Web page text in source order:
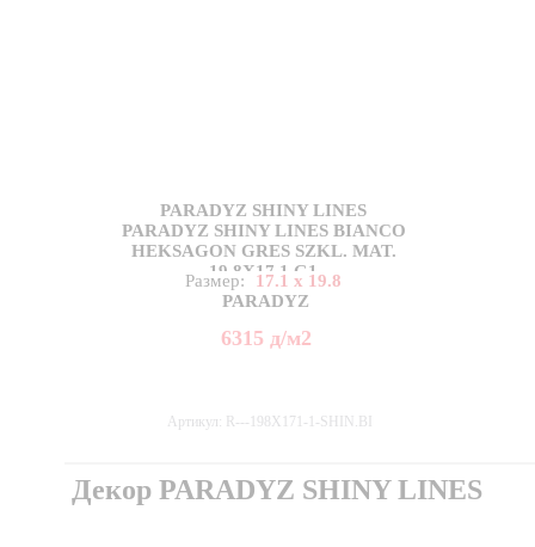
PARADYZ SHINY LINES
PARADYZ SHINY LINES BIANCO
HEKSAGON GRES SZKL. MAT.
19,8X17,1 G1
Размер:
17.1 x 19.8
PARADYZ
6315д/м2
Артикул: R---198X171-1-SHIN.BI
Декор PARADYZ SHINY LINES